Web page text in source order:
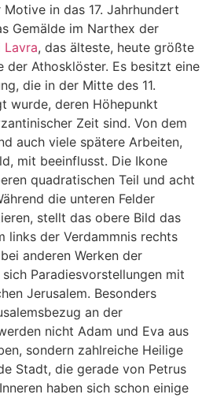
in das 17. Jahrhundert
Gemälde im Narthex der
Lavra, das älteste, heute größte
der Athosklöster. Es besitzt eine
die in der Mitte des 11.
wurde, deren Höhepunkt
Zeit sind. Von dem
auch viele spätere Arbeiten,
mit beeinflusst. Die Ikone
quadratischen Teil und acht
die unteren Felder
stellt das obere Bild das
links der Verdammnis rechts
anderen Werken der
Paradiesvorstellungen mit
Jerusalem. Besonders
an der
nicht Adam und Eva aus
sondern zahlreiche Heilige
Stadt, die gerade von Petrus
haben sich schon einige